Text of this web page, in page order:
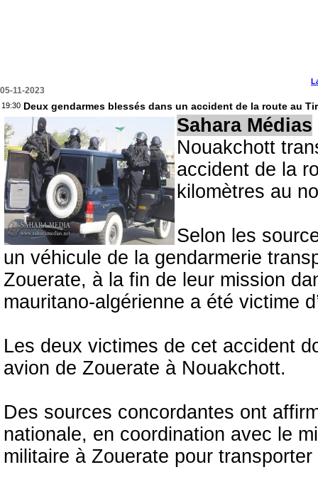
05-11-2023
19:30 Deux gendarmes blessés dans un accident de la route au
Sahara Médias
Nouakchott
accident de la
kilomètres au
Selon les
un véhicule de la gendarmerie
Zouerate, à la fin de leur mission
mauritano-algérienne a été victime
Les deux victimes de cet accident
avion de Zouerate à Nouakchott.
Des sources concordantes ont
nationale, en coordination avec le
militaire à Zouerate pour